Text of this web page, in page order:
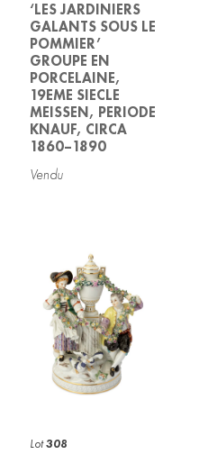
‘LES JARDINIERS
GALANTS SOUS LE
POMMIER’
GROUPE EN
PORCELAINE,
19EME SIECLE
MEISSEN, PERIODE
KNAUF, CIRCA
1860–1890
Lot308